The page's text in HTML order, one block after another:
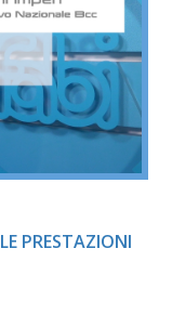
PRESTAZIONI